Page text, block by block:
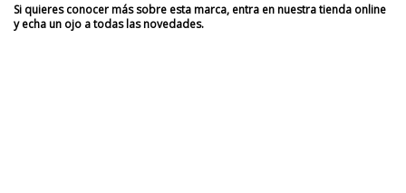
Si quieres conocer más sobre esta marca, entra en nuestra tienda online
y echa un ojo a todas las novedades.